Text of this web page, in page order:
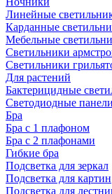
Линейные
Карданные
Мебельные
Светильники
Светильники
Для растений
Бактерицидные
Светодиодные панели
Бра
Бра с 1 плафоном
Бра с 2 плафонами
Гибкие бра
Подсветка для зеркал
Подсветка для картин
Подсветка для